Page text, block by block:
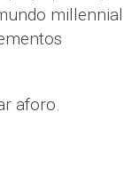
millennial
aforo.